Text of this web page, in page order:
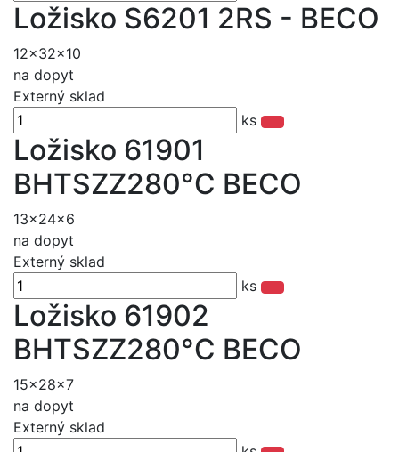
Ložisko S6201 2RS - BECO
12x32x10
na dopyt
Externý sklad
ks
Ložisko 61901
BHTSZZ280°C BECO
13x24x6
na dopyt
Externý sklad
ks
Ložisko 61902
BHTSZZ280°C BECO
15x28x7
na dopyt
Externý sklad